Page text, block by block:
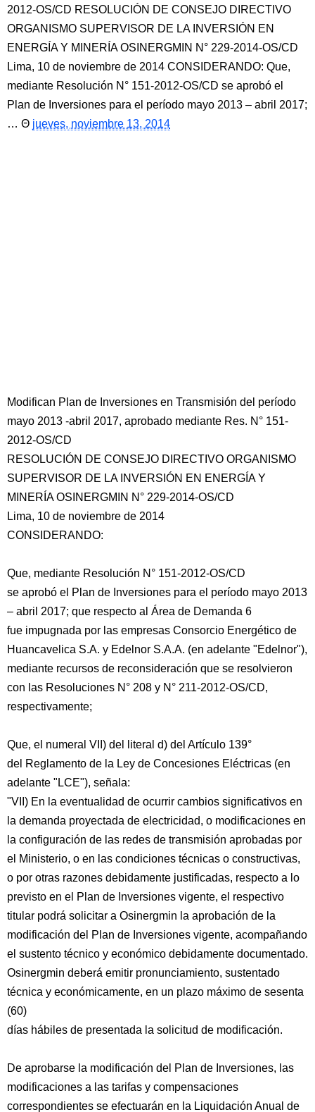
2012-OS/CD RESOLUCIÓN DE CONSEJO DIRECTIVO
ORGANISMO SUPERVISOR DE LA INVERSIÓN EN
ENERGÍA Y MINERÍA OSINERGMIN N° 229-2014-OS/CD
Lima, 10 de noviembre de 2014 CONSIDERANDO: Que,
mediante Resolución N° 151-2012-OS/CD se aprobó el
Plan de Inversiones para el período mayo 2013 – abril 2017;
…
jueves, noviembre 13, 2014
Modifican Plan de Inversiones en Transmisión del período
mayo 2013 -abril 2017, aprobado mediante Res. N° 151-
2012-OS/CD
RESOLUCIÓN DE CONSEJO DIRECTIVO ORGANISMO
SUPERVISOR DE LA INVERSIÓN EN ENERGÍA Y
MINERÍA OSINERGMIN N° 229-2014-OS/CD
Lima, 10 de noviembre de 2014
CONSIDERANDO:
Que, mediante Resolución N° 151-2012-OS/CD
se aprobó el Plan de Inversiones para el período mayo 2013
– abril 2017; que respecto al Área de Demanda 6
fue impugnada por las empresas Consorcio Energético de
Huancavelica S.A. y Edelnor S.A.A. (en adelante "Edelnor"),
mediante recursos de reconsideración que se resolvieron
con las Resoluciones N° 208 y N° 211-2012-OS/CD,
respectivamente;
Que, el numeral VII) del literal d) del Artículo 139°
del Reglamento de la Ley de Concesiones Eléctricas (en
adelante "LCE"), señala:
"VII) En la eventualidad de ocurrir cambios significativos en
la demanda proyectada de electricidad, o modificaciones en
la configuración de las redes de transmisión aprobadas por
el Ministerio, o en las condiciones técnicas o constructivas,
o por otras razones debidamente justificadas, respecto a lo
previsto en el Plan de Inversiones vigente, el respectivo
titular podrá solicitar a Osinergmin la aprobación de la
modificación del Plan de Inversiones vigente, acompañando
el sustento técnico y económico debidamente documentado.
Osinergmin deberá emitir pronunciamiento, sustentado
técnica y económicamente, en un plazo máximo de sesenta
(60)
días hábiles de presentada la solicitud de modificación.
De aprobarse la modificación del Plan de Inversiones, las
modificaciones a las tarifas y compensaciones
correspondientes se efectuarán en la Liquidación Anual de